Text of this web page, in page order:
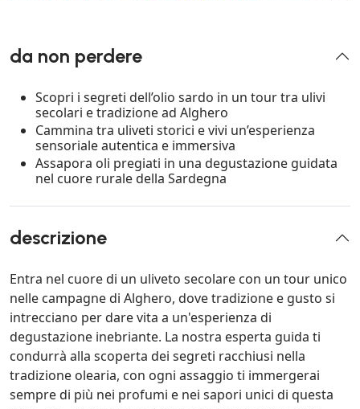
da non perdere
Scopri i segreti dell’olio sardo in un tour tra ulivi
secolari e tradizione ad Alghero
Cammina tra uliveti storici e vivi un’esperienza
sensoriale autentica e immersiva
Assapora oli pregiati in una degustazione guidata
nel cuore rurale della Sardegna
descrizione
Entra nel cuore di un uliveto secolare con un tour unico
nelle campagne di Alghero, dove tradizione e gusto si
intrecciano per dare vita a un'esperienza di
degustazione inebriante. La nostra esperta guida ti
condurrà alla scoperta dei segreti racchiusi nella
tradizione olearia, con ogni assaggio ti immergerai
sempre di più nei profumi e nei sapori unici di questa